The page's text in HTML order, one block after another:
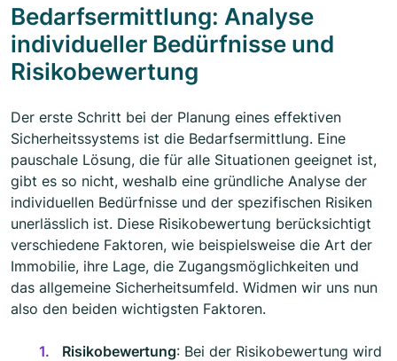
Bedarfsermittlung: Analyse
individueller Bedürfnisse und
Risikobewertung
Der erste Schritt bei der Planung eines effektiven
Sicherheitssystems ist die Bedarfsermittlung. Eine
pauschale Lösung, die für alle Situationen geeignet ist,
gibt es so nicht, weshalb eine gründliche Analyse der
individuellen Bedürfnisse und der spezifischen Risiken
unerlässlich ist. Diese Risikobewertung berücksichtigt
verschiedene Faktoren, wie beispielsweise die Art der
Immobilie, ihre Lage, die Zugangsmöglichkeiten und
das allgemeine Sicherheitsumfeld. Widmen wir uns nun
also den beiden wichtigsten Faktoren.
Risikobewertung: Bei der Risikobewertung wird